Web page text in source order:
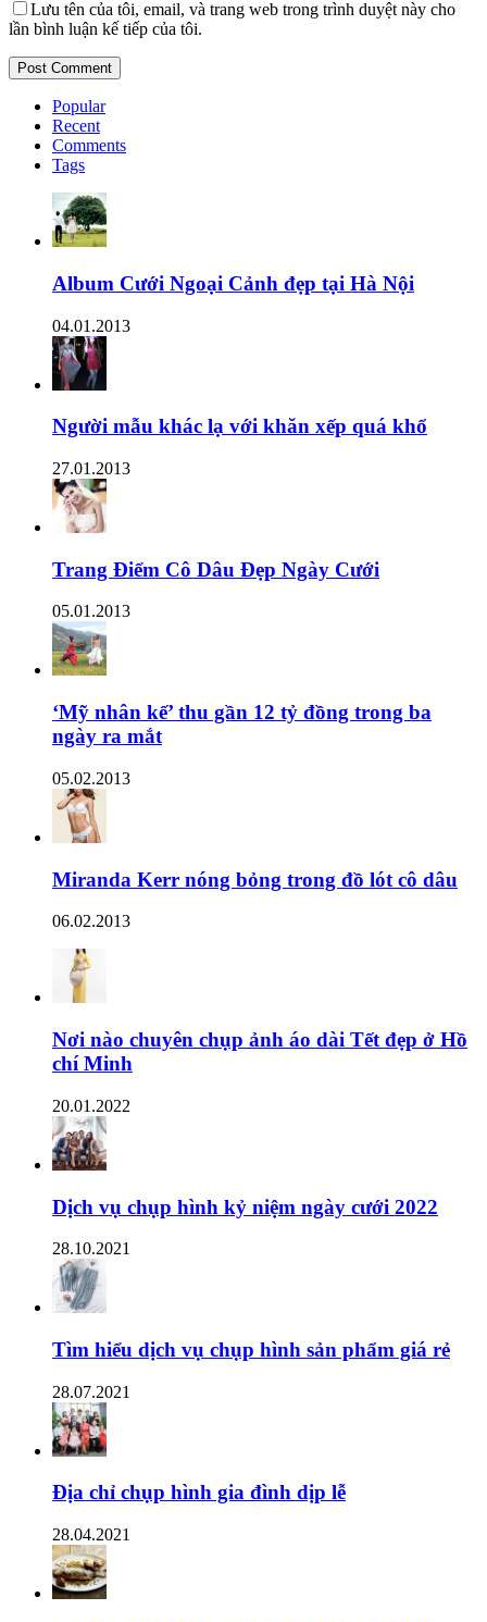
Lưu tên của tôi, email, và trang web trong trình duyệt này cho
lần bình luận kế tiếp của tôi.
Popular
Recent
Comments
Tags
Album Cưới Ngoại Cảnh đẹp tại Hà Nội
04.01.2013
Người mẫu khác lạ với khăn xếp quá khổ
27.01.2013
Trang Điểm Cô Dâu Đẹp Ngày Cưới
05.01.2013
‘Mỹ nhân kế’ thu gần 12 tỷ đồng trong ba
ngày ra mắt
05.02.2013
Miranda Kerr nóng bỏng trong đồ lót cô dâu
06.02.2013
Nơi nào chuyên chụp ảnh áo dài Tết đẹp ở Hồ
chí Minh
20.01.2022
Dịch vụ chụp hình kỷ niệm ngày cưới 2022
28.10.2021
Tìm hiểu dịch vụ chụp hình sản phẩm giá rẻ
28.07.2021
Địa chỉ chụp hình gia đình dịp lễ
28.04.2021